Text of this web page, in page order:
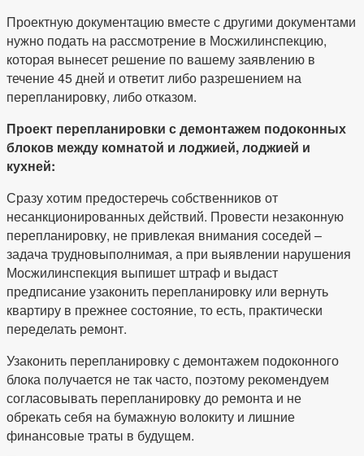
Проектную документацию вместе с другими документами
нужно подать на рассмотрение в Мосжилинспекцию,
которая вынесет решение по вашему заявлению в
течение 45 дней и ответит либо разрешением на
перепланировку, либо отказом.
Проект перепланировки с демонтажем подоконных
блоков между комнатой и лоджией, лоджией и
кухней:
Сразу хотим предостеречь собственников от
несанкционированных действий. Провести незаконную
перепланировку, не привлекая внимания соседей –
задача трудновыполнимая, а при выявлении нарушения
Мосжилинспекция выпишет штраф и выдаст
предписание узаконить перепланировку или вернуть
квартиру в прежнее состояние, то есть, практически
переделать ремонт.
Узаконить перепланировку с демонтажем подоконного
блока получается не так часто, поэтому рекомендуем
согласовывать перепланировку до ремонта и не
обрекать себя на бумажную волокиту и лишние
финансовые траты в будущем.